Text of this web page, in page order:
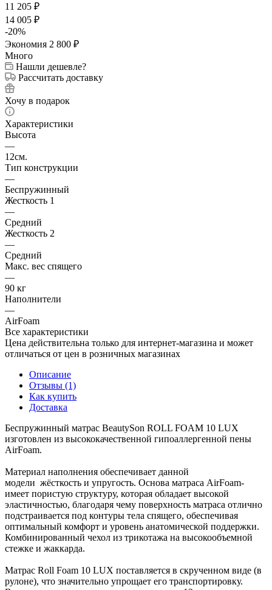
11 205 ₽
14 005 ₽
-20%
Экономия 2 800 ₽
Много
Нашли дешевле?
Рассчитать доставку
Хочу в подарок
Характеристики
Высота
—
12см.
Тип конструкции
—
Беспружинный
Жесткость 1
—
Средний
Жесткость 2
—
Средний
Макс. вес спящего
—
90 кг
Наполнители
—
AirFoam
Все характеристики
Цена действительна только для интернет-магазина и может
отличаться от цен в розничных магазинах
Описание
Отзывы (1)
Как купить
Доставка
Беспружинный матрас BeautySon ROLL FOAM 10 LUX
изготовлен из высококачественной гипоаллергенной пены
AirFoam.
Материал наполнения обеспечивает данной
модели жёсткость и упругость. Основа матраса AirFoam-
имеет пористую структуру, которая обладает высокой
эластичностью, благодаря чему поверхность матраса отлично
подстраивается под контуры тела спящего, обеспечивая
оптимальный комфорт и уровень анатомической поддержки.
Комбинированный чехол из трикотажа на высокообъемной
стежке и жаккарда.
Матрас Roll Foam 10 LUX поставляется в скрученном виде (в
рулоне), что значительно упрощает его транспортировку.